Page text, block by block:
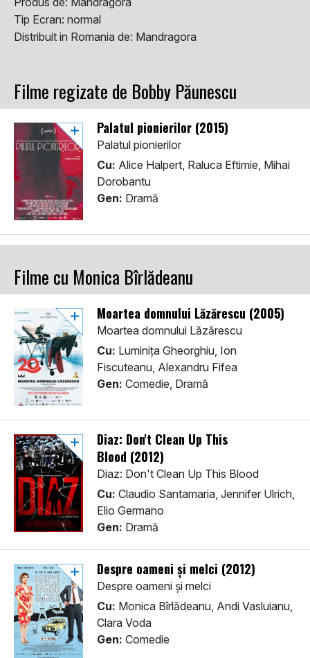
Tip Ecran: normal
Distribuit in Romania de: Mandragora
Filme regizate de Bobby Păunescu
Palatul pionierilor (2015)
Palatul pionierilor
Cu: Alice Halpert, Raluca Eftimie, Mihai
Dorobantu
Gen: Dramă
Filme cu Monica Bîrlădeanu
Moartea domnului Lăzărescu (2005)
Moartea domnului Lăzărescu
Cu: Luminița Gheorghiu, Ion
Fiscuteanu, Alexandru Fifea
Gen: Comedie, Dramă
Diaz: Don't Clean Up This
Blood (2012)
Diaz: Don't Clean Up This Blood
Cu: Claudio Santamaria, Jennifer Ulrich,
Elio Germano
Gen: Dramă
Despre oameni și melci (2012)
Despre oameni și melci
Cu: Monica Bîrlădeanu, Andi Vasluianu,
Clara Voda
Gen: Comedie